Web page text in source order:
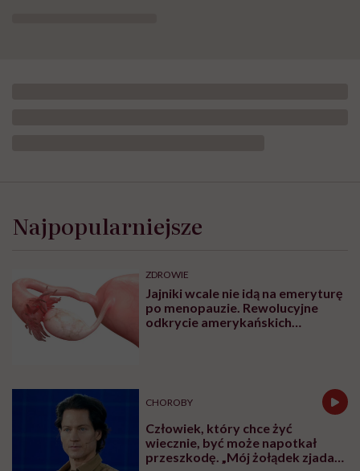
Najpopularniejsze
ZDROWIE
Jajniki wcale nie idą na emeryturę
po menopauzie. Rewolucyjne
odkrycie amerykańskich
CHOROBY
Człowiek, który chce żyć
wiecznie, być może napotkał
przeszkodę. „Mój żołądek zjada